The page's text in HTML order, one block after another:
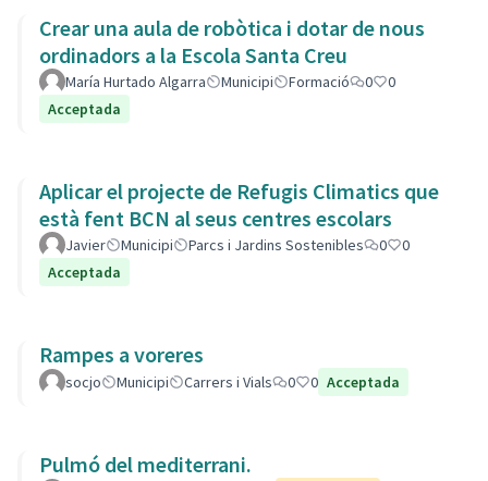
Crear una aula de robòtica i dotar de nous
ordinadors a la Escola Santa Creu
María Hurtado Algarra Municipi Formació 0
0
Acceptada
Aplicar el projecte de Refugis Climatics que
està fent BCN al seus centres escolars
Javier Municipi Parcs i Jardins Sostenibles 0
0
Acceptada
Rampes a voreres
socjo Municipi Carrers i Vials 0 0 Acceptada
Pulmó del mediterrani.